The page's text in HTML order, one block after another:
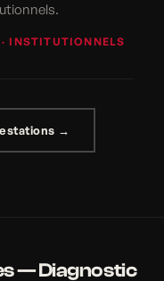
INSTITUTIONNELS
→
— Diagnostic